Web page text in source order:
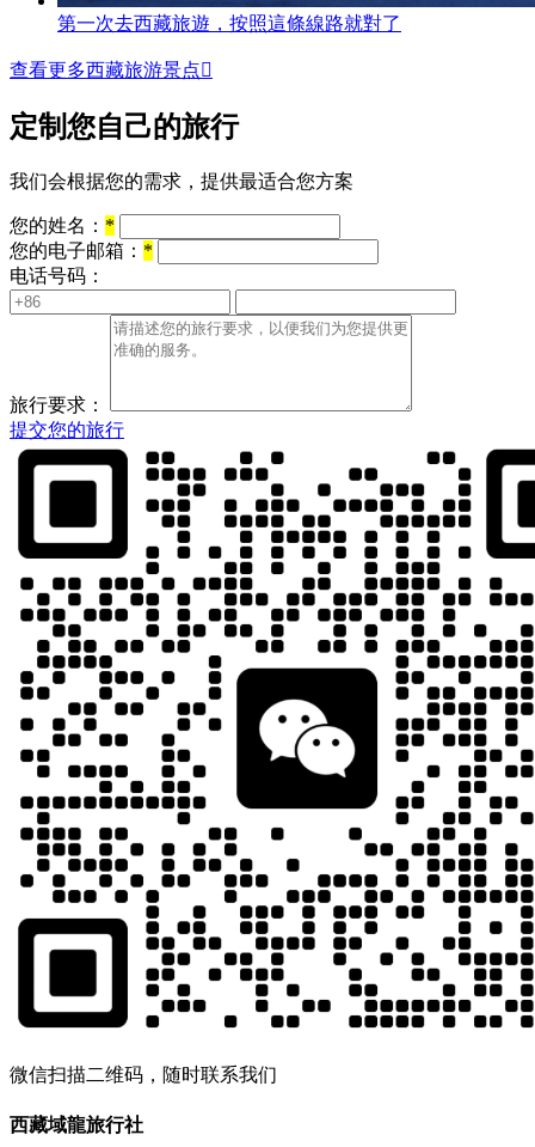
第一次去西藏旅遊，按照這條線路就對了
查看更多西藏旅游景点
定制您自己的旅行
我们会根据您的需求，提供最适合您方案
您的姓名： *
您的电子邮箱： *
电话号码：
旅行要求：
提交您的旅行
微信扫描二维码，随时联系我们
西藏域龍旅行社